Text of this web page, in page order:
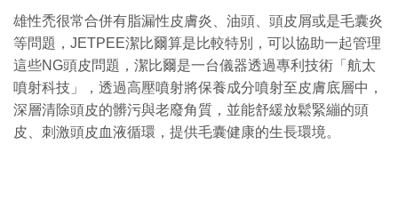
雄性禿很常合併有脂漏性皮膚炎、油頭、頭皮屑或是毛囊炎
等問題，JETPEE潔比爾算是比較特別，可以協助一起管理
這些NG頭皮問題，潔比爾是一台儀器透過專利技術「航太
噴射科技」，透過高壓噴射將保養成分噴射至皮膚底層中，
深層清除頭皮的髒污與老廢角質，並能舒緩放鬆緊繃的頭
皮、刺激頭皮血液循環，提供毛囊健康的生長環境。